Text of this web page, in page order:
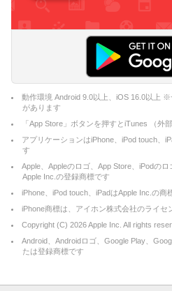
動作環境 Android 9.0以上、iOS 16.0以上
があります
「App Store」ボタンを押すとiTunes （外
アプリケーションはiPhone、iPod touch、
す
Apple、Appleのロゴ、App Store、iPodの
Apple Inc.の登録商標です
iPhone、iPod touch、iPadはApple Inc.の商
iPhone商標は、アイホン株式会社のライセ
Copyright (C) 2026Apple Inc. All rights
Android、Androidロゴ、Google Play、
たは登録商標です